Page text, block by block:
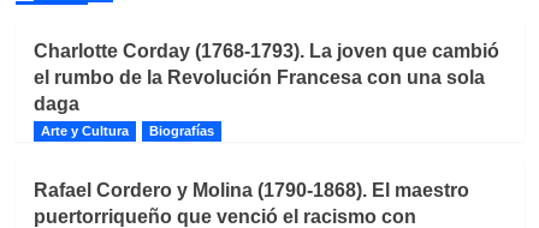
Charlotte Corday (1768-1793). La joven que cambió
el rumbo de la Revolución Francesa con una sola
daga
Arte y Cultura Biografías
Rafael Cordero y Molina (1790-1868). El maestro
puertorriqueño que venció el racismo con